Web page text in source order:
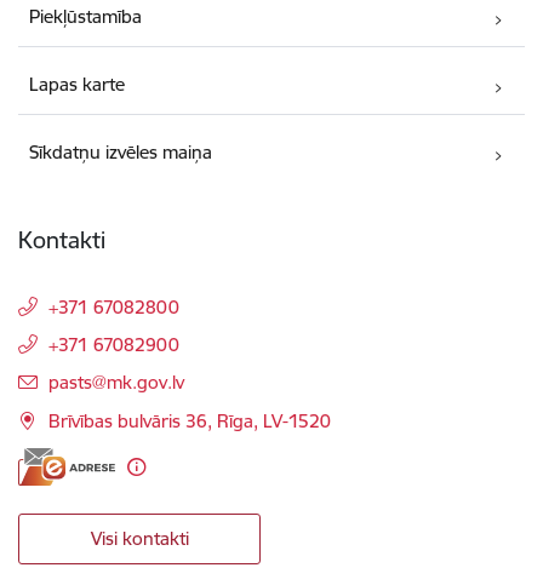
Piekļūstamība
Lapas karte
Sīkdatņu izvēles maiņa
Kontakti
+371 67082800
+371 67082900
E-pasts:
pasts@mk.gov.lv
Brīvības bulvāris 36, Rīga, LV-1520
Visi kontakti